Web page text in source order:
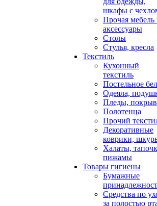
шкафы с
Прочая мебель
аксессуары
Столы
Стулья, кресла
Текстиль
Кухонный
текстиль
Постельное
Одеяла,
Пледы,
Полотенца
Прочий
Декоративные
коврики,
Халаты,
пижамы
Товары гигиены
Бумажные
Средства по
за полостью